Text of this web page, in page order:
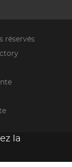
réservés
la